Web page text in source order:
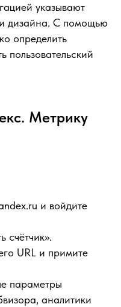
указывают
дизайна. С помощью
определить
пользовательский
Метрику
и войдите
счётчик».
URL и примите
параметры
аналитики